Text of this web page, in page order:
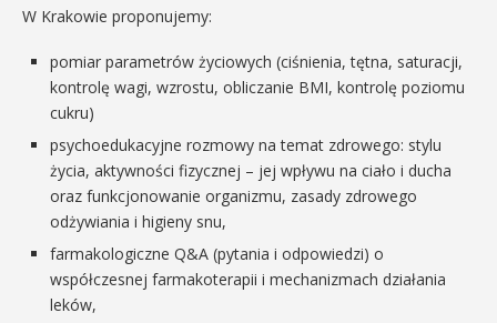
W Krakowie proponujemy:
pomiar parametrów życiowych (ciśnienia, tętna, saturacji,
kontrolę wagi, wzrostu, obliczanie BMI, kontrolę poziomu
cukru)
psychoedukacyjne rozmowy na temat zdrowego: stylu
życia, aktywności fizycznej – jej wpływu na ciało i ducha
oraz funkcjonowanie organizmu, zasady zdrowego
odżywiania i higieny snu,
farmakologiczne Q&A (pytania i odpowiedzi) o
współczesnej farmakoterapii i mechanizmach działania
leków,